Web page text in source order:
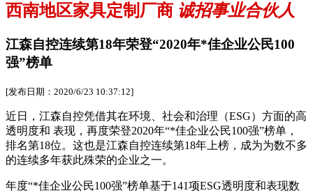
西南地区家具定制厂商 诚招事业合伙人
江森自控连续第18年荣登“2020年*佳企业公民100
强”榜单
[发布日期：2020/6/23 10:37:12]
近日，江森自控凭借其在环境、社会和治理（ESG）方面的高
透明度和 表现，再度荣登2020年“*佳企业公民100强”榜单，
排名第18位。这也是江森自控连续第18年上榜，成为为数不多
的连续多年获此殊荣的企业之一。
年度“*佳企业公民100强”榜单基于141项ESG透明度和表现数